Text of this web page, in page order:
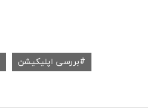
بررسی اپلیکیشن